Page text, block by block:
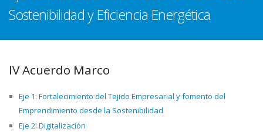
Sostenibilidad y Eficiencia Energética
IV Acuerdo Marco
Eje 1: Fortalecimiento del Tejido Empresarial y fomento del
Emprendimiento desde la Sostenibilidad
Eje 2: Digitalización